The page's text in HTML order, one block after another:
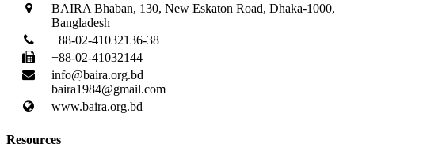
BAIRA Bhaban, 130, New Eskaton Road, Dhaka-1000,
Bangladesh
+88-02-41032136-38
+88-02-41032144
info@baira.org.bd
baira1984@gmail.com
www.baira.org.bd
Resources